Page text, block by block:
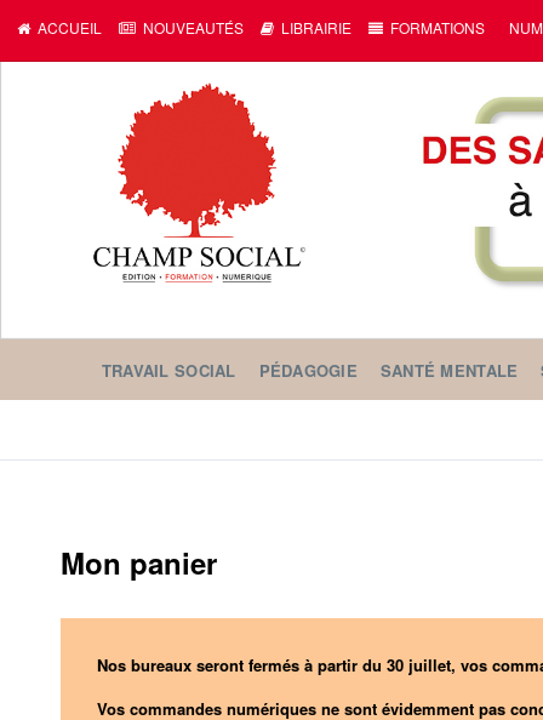
ACCUEIL NOUVEAUTÉS LIBRAIRIE FORMATIONS
TRAVAIL SOCIAL PÉDAGOGIE SANTÉ MENTALE
Mon panier
Nos bureaux seront fermés à partir du 30 juillet, vos
Vos commandes numériques ne sont évidemment pas